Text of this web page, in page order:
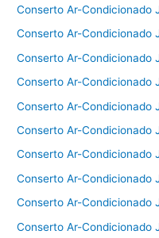
Conserto Ar-Condicionado
Conserto Ar-Condicionado
Conserto Ar-Condicionado
Conserto Ar-Condicionado
Conserto Ar-Condicionado
Conserto Ar-Condicionado
Conserto Ar-Condicionado
Conserto Ar-Condicionado
Conserto Ar-Condicionado
Conserto Ar-Condicionado